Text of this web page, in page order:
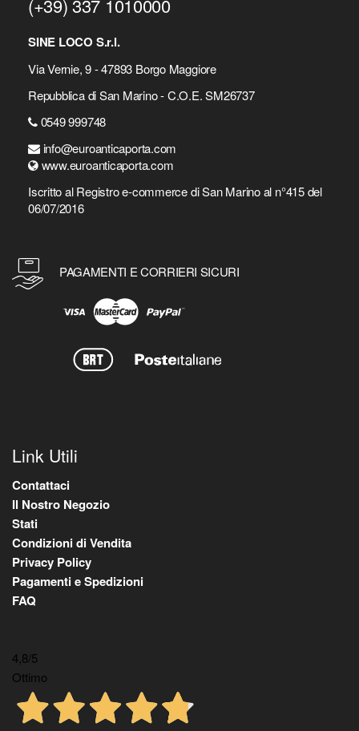
SINE LOCO S.r.l.
Via Vernie, 9 - 47893 Borgo Maggiore
Repubblica di San Marino - C.O.E. SM26737
0549 999748
info@euroanticaporta.com
www.euroanticaporta.com
Iscritto al Registro e-commerce di San Marino al n°415 del
06/07/2016
PAGAMENTI E CORRIERI SICURI
Link Utili
Contattaci
Il Nostro Negozio
Stati
Condizioni di Vendita
Privacy Policy
Pagamenti e Spedizioni
FAQ
4,8/5
Ottimo